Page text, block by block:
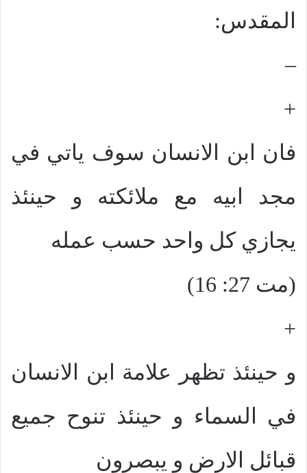
المقدس:
–
+
فان ابن الانسان سوف ياتي في
مجد ابيه مع ملائكته و حينئذ
يجازي كل واحد حسب عمله
(مت 27: 16)
+
و حينئذ تظهر علامة ابن الانسان
في السماء و حينئذ تنوح جميع
قبائل الارض و يبصرون